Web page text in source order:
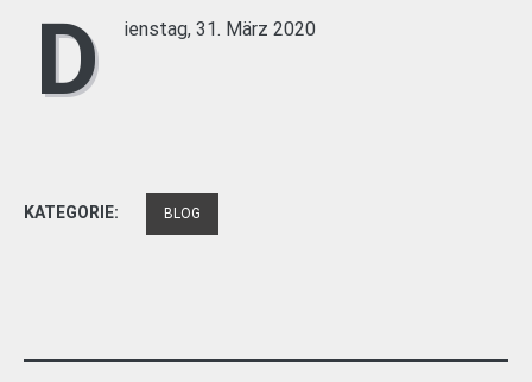
D ienstag, 31. März 2020
KATEGORIE: BLOG